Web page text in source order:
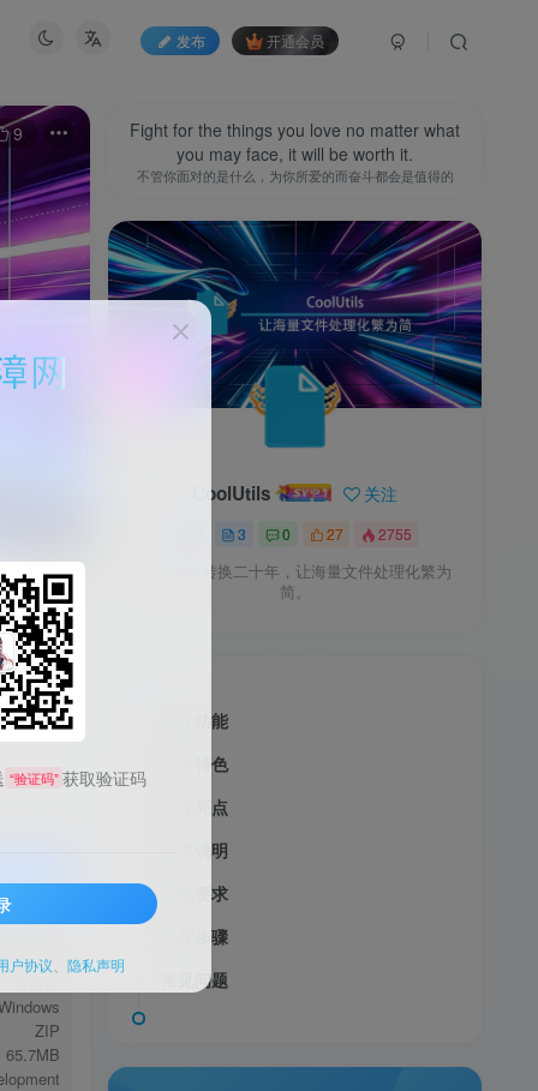
发布 开通会员
9
式转换
ZIP
65.7MB
Fight for the things you love no matter what
you may face, it will be worth it.
不管你面对的是什么，为你所爱的而奋斗都会是值得的
CoolUtils 关注
3 0 27 2755
专注批量转换二十年，让海量文件处理化繁为
简。
软件功能
软件特色
软件亮点
版本说明
系统要求
操作步骤
常见问题
“验证码” 获取验证码
户协议 隐私声明